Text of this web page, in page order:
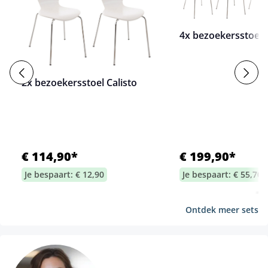
2x bezoekersstoel Calisto
€ 114,90*
Je bespaart: € 12,90
4x bezoekersstoel
€ 199,90*
Je bespaart: € 55,70
Ontdek meer sets